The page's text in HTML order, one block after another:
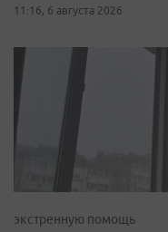
11:16, 6 августа 2026
экстренную помощь